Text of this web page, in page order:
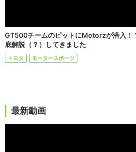
GT500チームのピットにMotorzが潜入！
底解説（？）してきました
トヨタ モータースポーツ
最新動画